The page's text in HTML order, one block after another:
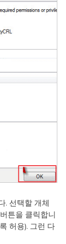
. 선택할 개체
튼을 클릭합니
허용). 그런 다